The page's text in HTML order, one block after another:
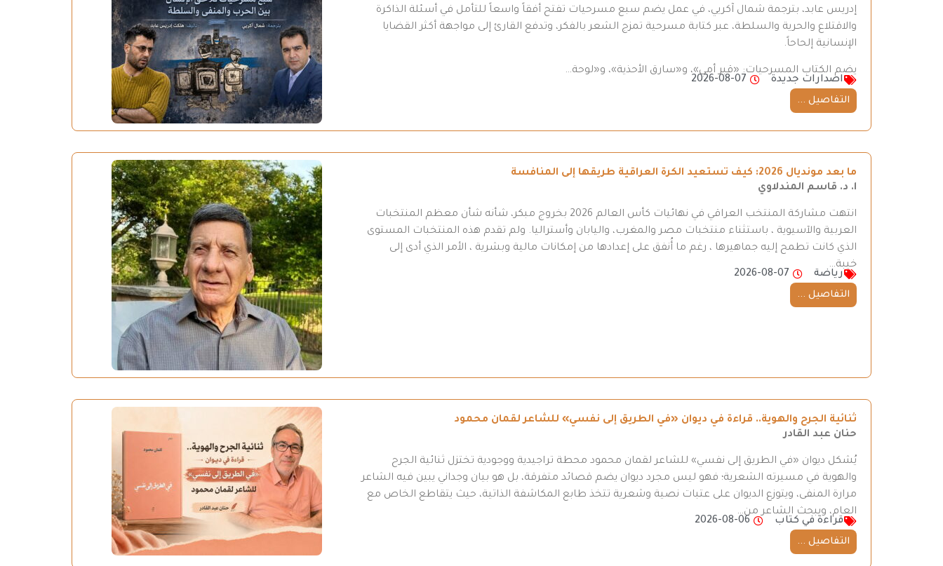
إدريس عابد، بترجمة شمال آكريي، في عمل يضم سبع مسرحيات تفتح أفقاً واسعاً للتأمل في أسئلة الذاكرة
والاقتلاع والحرية والسلطة، عبر كتابة مسرحية تمزج الشعر بالفكر، وتدفع القارئ إلى مواجهة أكثر القضايا
الإنسانية إلحاحاً.
يضم الكتاب المسرحيات: «قبر أمي»، و«سارق الأحذية»، و«لوحة…
اصدارات جديدة
2026-08-07
التفاصيل ...
ما بعد مونديال 2026: كيف تستعيد الكرة العراقية طريقها إلى المنافسة
ا. د. قاسم المندلاوي
انتهت مشاركة المنتخب العراقي في نهائيات كأس العالم 2026 بخروج مبكر، شأنه شأن معظم المنتخبات
العربية والآسيوية ، باستثناء منتخبات مصر والمغرب، واليابان وأستراليا. ولم تقدم هذه المنتخبات المستوى
الذي كانت تطمح إليه جماهيرها ، رغم ما أُنفق على إعدادها من إمكانات مالية وبشرية ، الأمر الذي أدى إلى
خيبة…
رياضة
2026-08-07
التفاصيل ...
ثنائية الجرح والهوية.. قراءة في ديوان «في الطريق إلى نفسي» للشاعر لقمان محمود
حنان عبد القادر
يُشكل ديوان «في الطريق إلى نفسي» للشاعر لقمان محمود محطة تراجيدية ووجودية تختزل ثنائية الجرح
والهوية في مسيرته الشعرية؛ فهو ليس مجرد ديوان يضم قصائد متفرقة، بل هو بيان وجداني يبين فيه الشاعر
مرارة المنفى، ويتوزع الديوان على عتبات نصية وشعرية تتخذ طابع المكاشفة الذاتية، حيث يتقاطع الخاص مع
العام، ويبحث الشاعر من…
قراءة في كتاب
2026-08-06
التفاصيل ...